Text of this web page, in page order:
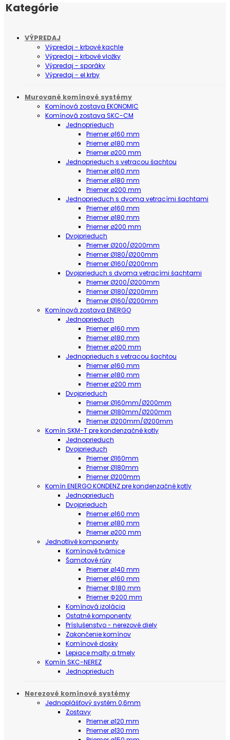
Kategórie
VÝPREDAJ
Výpredaj - krbové kachle
Výpredaj - krbové vložky
Výpredaj - sporáky
Výpredaj - el.krby
Murované komínové systémy
Komínová zostava EKONOMIC
Komínová zostava SKC-CM
Jednoprieduch
Priemer ø160 mm
Priemer ø180 mm
Priemer ø200 mm
Jednoprieduch s vetracou šachtou
Priemer ø160 mm
Priemer ø180 mm
Priemer ø200 mm
Jednoprieduch s dvoma vetracími šachtami
Priemer ø160 mm
Priemer ø180 mm
Priemer ø200 mm
Dvojprieduch
Priemer Ø200/Ø200mm
Priemer Ø180/Ø200mm
Priemer Ø160/Ø200mm
Dvojprieduch s dvoma vetracími šachtami
Priemer Ø200/Ø200mm
Priemer Ø180/Ø200mm
Priemer Ø160/Ø200mm
Komínová zostava ENERGO
Jednoprieduch
Priemer ø160 mm
Priemer ø180 mm
Priemer ø200 mm
Jednoprieduch s vetracou šachtou
Priemer ø160 mm
Priemer ø180 mm
Priemer ø200 mm
Dvojprieduch
Priemer Ø160mm/Ø200mm
Priemer Ø180mm/Ø200mm
Priemer Ø200mm/Ø200mm
Komín SKM-T pre kondenzačné kotly
Jednoprieduch
Dvojprieduch
Priemer Ø160mm
Priemer Ø180mm
Priemer Ø200mm
Komín ENERGO KONDENZ pre kondenzačné kotly
Jednoprieduch
Dvojprieduch
Priemer ø160 mm
Priemer ø180 mm
Priemer ø200 mm
Jednotlivé komponenty
Komínové tvárnice
Šamotové rúry
Priemer ø140 mm
Priemer ø160 mm
Priemer Φ180 mm
Priemer Φ200 mm
Komínová izolácia
Ostatné komponenty
Príslušenstvo - nerezové diely
Zakončenie komínov
Komínové dosky
Lepiace malty a tmely
Komín SKC-NEREZ
Jednoprieduch
Nerezové komínové systémy
Jednoplášťový systém 0,6mm
Zostavy
Priemer ø120 mm
Priemer ø130 mm